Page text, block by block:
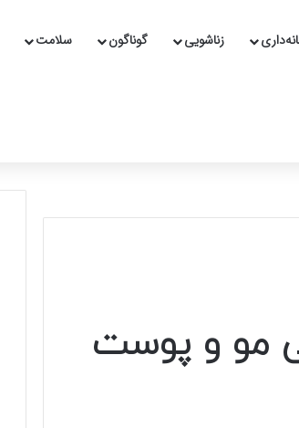
زناشویی گوناگون سلامت
مو و پوست